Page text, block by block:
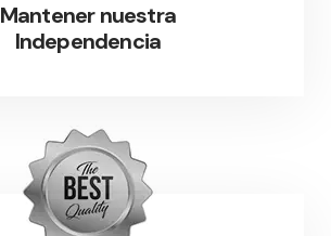
Mantener nuestra
Independencia